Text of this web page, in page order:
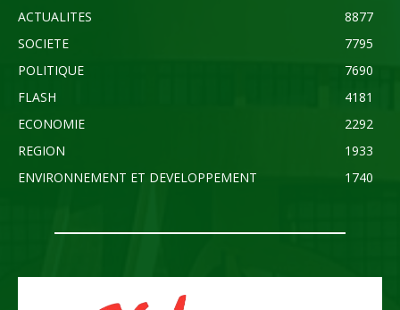
ACTUALITES
8877
SOCIETE
7795
POLITIQUE
7690
FLASH
4181
ECONOMIE
2292
REGION
1933
ENVIRONNEMENT ET DEVELOPPEMENT
1740